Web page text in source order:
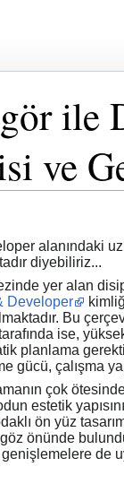
ile
ve
alanındaki
diyebiliriz...
yer alan
Developer
Bu
ise,
planlama
gücü, çalışma
çok
estetik
ön yüz
önünde
de